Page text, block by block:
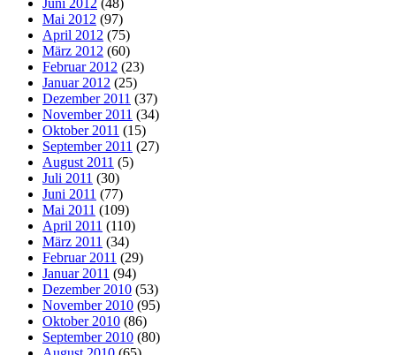
Mai 2012 (97)
April 2012 (75)
März 2012 (60)
Februar 2012 (23)
Januar 2012 (25)
Dezember 2011 (37)
November 2011 (34)
Oktober 2011 (15)
September 2011 (27)
August 2011 (5)
Juli 2011 (30)
Juni 2011 (77)
Mai 2011 (109)
April 2011 (110)
März 2011 (34)
Februar 2011 (29)
Januar 2011 (94)
Dezember 2010 (53)
November 2010 (95)
Oktober 2010 (86)
September 2010 (80)